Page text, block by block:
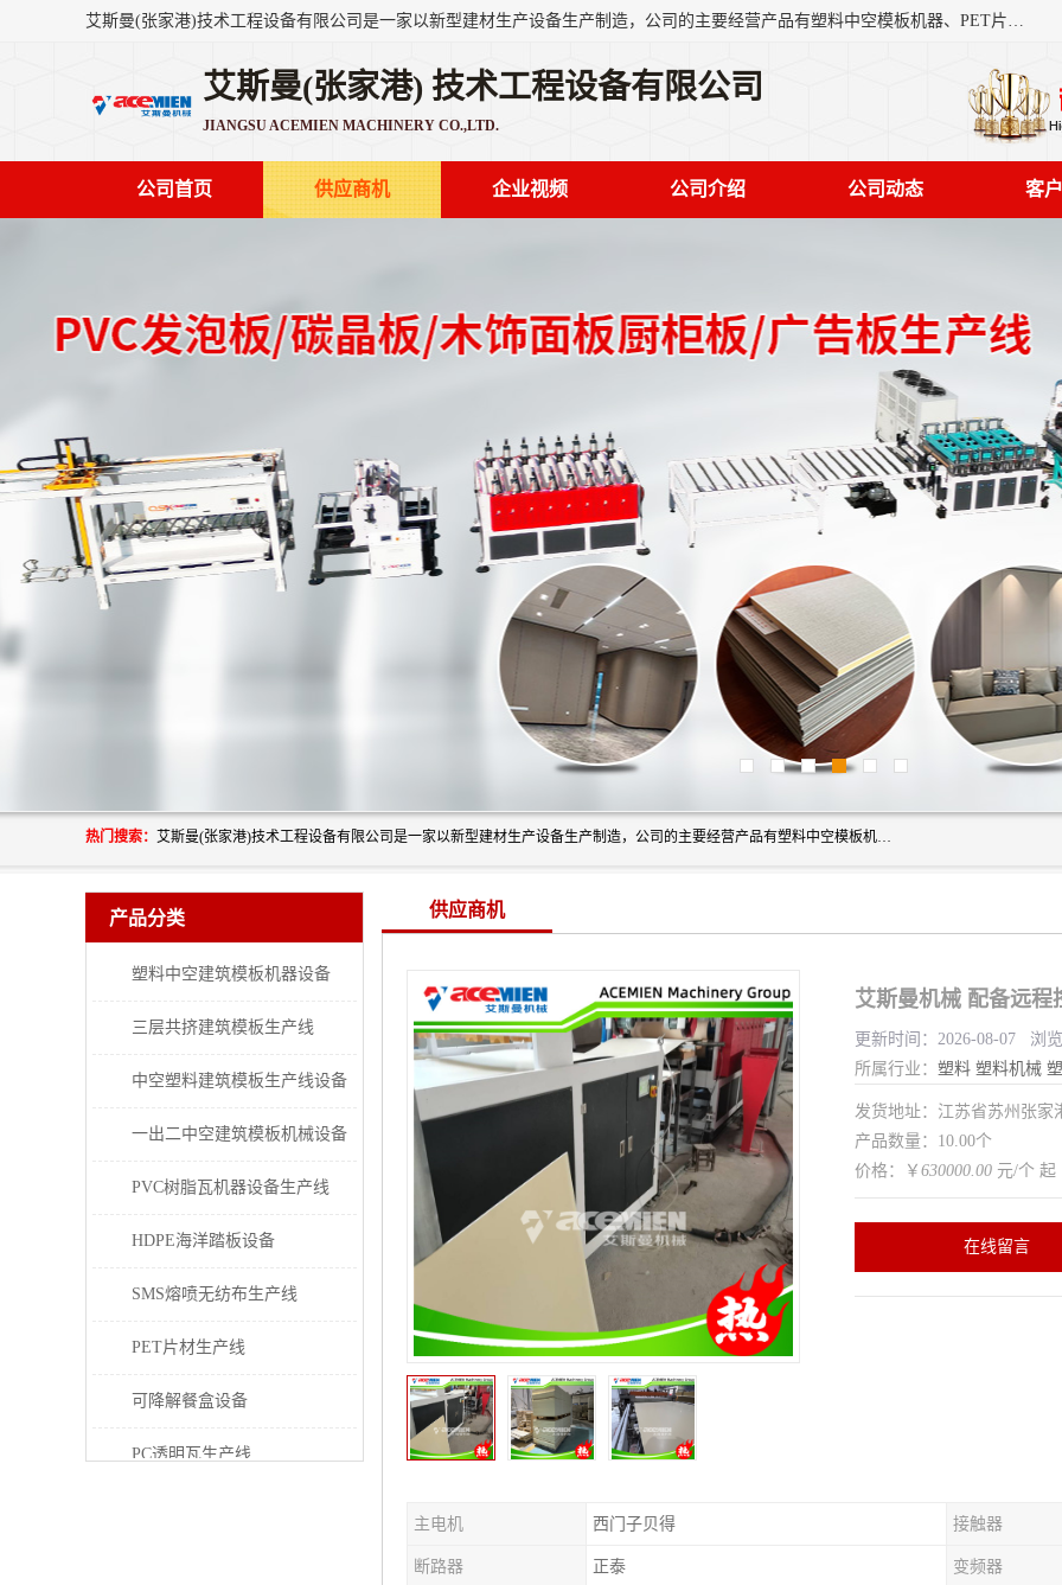
艾斯曼(张家港)技术工程设备有限公司是一家以新型建材生产设备生产制造，公司的主要经营产品有塑料中空模板机器、PET片材设备、可降解餐盒设备、树脂瓦设备、管材生产线、琉璃瓦设备等，艾斯曼机械在国内及国外享有较高盛誉拥有众多长期合作的老客户。
艾斯曼(张家港) 技术工程设备有限公司
JIANGSU ACEMIEN MACHINERY CO.,LTD.
公司首页 供应商机 企业视频 公司介绍 公司动态 客
热门搜索： 艾斯曼(张家港)技术工程设备有限公司是一家以新型建材生产设备生产制造，公司的主要经营产品有塑料中空模板机器、PET片材设备、可降解餐盒设备、树脂瓦设备、管材生产线、琉璃瓦设备等，艾斯曼机械在国内及国外享有较高盛誉拥有众多长期合作的老客户。
产品分类
塑料中空建筑模板机器设备
三层共挤建筑模板生产线
中空塑料建筑模板生产线设备
一出二中空建筑模板机械设备
PVC树脂瓦机器设备生产线
HDPE海洋踏板设备
SMS熔喷无纺布生产线
PET片材生产线
可降解餐盒设备
PC透明瓦生产线
供应商机
艾斯曼机械 配备远程
更新时间：2026-08-07 浏
所属行业： 塑料 塑料机械
发货地址：江苏省苏州张
产品数量：10.00个
价格：￥ 630000.00 元/个 起
在线留言
主电机 西门子贝得 接触器
断路器 正泰 变频器